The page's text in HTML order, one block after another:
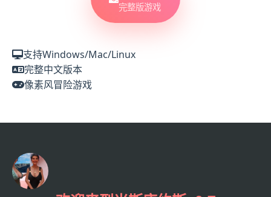
完整版游戏
支持Windows/Mac/Linux
完整中文版本
像素风冒险游戏